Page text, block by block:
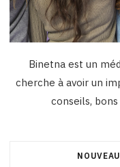
Binetna est un
cherche à avoir un
conseils,